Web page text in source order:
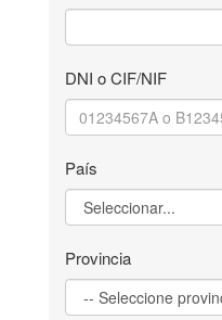
DNI o CIF/NIF
País
Provincia